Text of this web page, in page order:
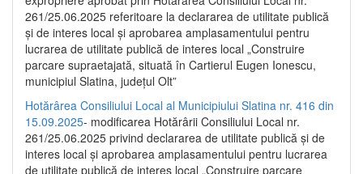
261/25.06.2025 referitoare la declararea de utilitate publică
și de interes local și aprobarea amplasamentului pentru
lucrarea de utilitate publică de interes local „Construire
parcare supraetajată, situată în Cartierul Eugen Ionescu,
municipiul Slatina, județul Olt”
Hotărârea Consiliului Local al Municipiului Slatina nr. 416 din
15.09.2025- modificarea Hotărârii Consiliului Local nr.
261/25.06.2025 privind declararea de utilitate publică și de
interes local și aprobarea amplasamentului pentru lucrarea
de utilitate publică de interes local „Construire parcare